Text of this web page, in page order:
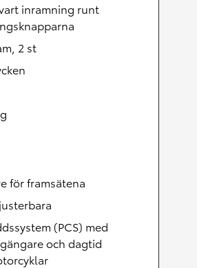
inramning runt
2 st
för framsätena
(PCS) med
och dagtid